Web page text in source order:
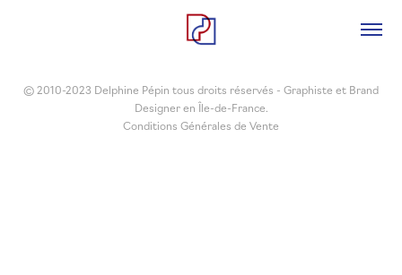
© 2010-2023 Delphine Pépin tous droits réservés - Graphiste et Brand
Designer en Île-de-France.
Conditions Générales de Vente